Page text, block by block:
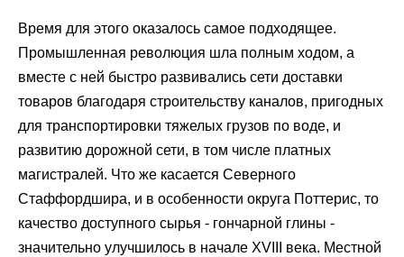
Время для этого оказалось самое подходящее.
Промышленная революция шла полным ходом, а
вместе с ней быстро развивались сети доставки
товаров благодаря строительству каналов, пригодных
для транспортировки тяжелых грузов по воде, и
развитию дорожной сети, в том числе платных
магистралей. Что же касается Северного
Стаффордшира, и в особенности округа Поттерис, то
качество доступного сырья - гончарной глины -
значительно улучшилось в начале XVIII века. Местной